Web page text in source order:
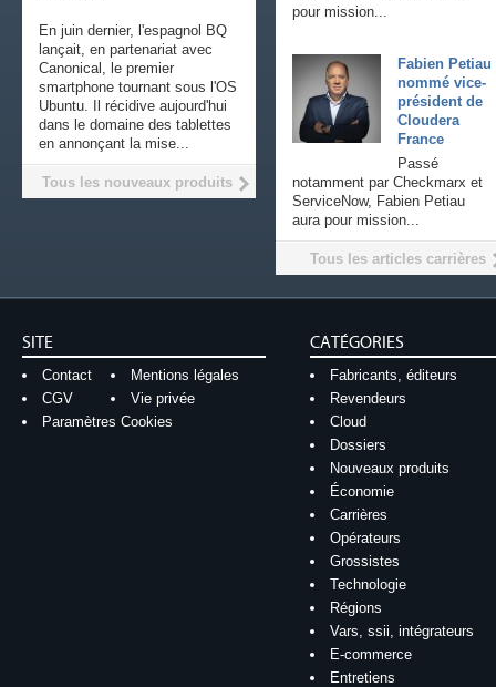
pour mission...
Fabien Petiau
nommé vice-
président de
Cloudera
France
Passé
notamment par Checkmarx et
ServiceNow, Fabien Petiau
aura pour mission...
Tous les articles carrières
En juin dernier, l'espagnol BQ
lançait, en partenariat avec
Canonical, le premier
smartphone tournant sous l'OS
Ubuntu. Il récidive aujourd'hui
dans le domaine des tablettes
en annonçant la mise...
Tous les nouveaux produits
SITE
Contact
Mentions légales
CGV
Vie privée
Paramètres Cookies
CATÉGORIES
Fabricants, éditeurs
Revendeurs
Cloud
Dossiers
Nouveaux produits
Économie
Carrières
Opérateurs
Grossistes
Technologie
Régions
Vars, ssii, intégrateurs
E-commerce
Entretiens